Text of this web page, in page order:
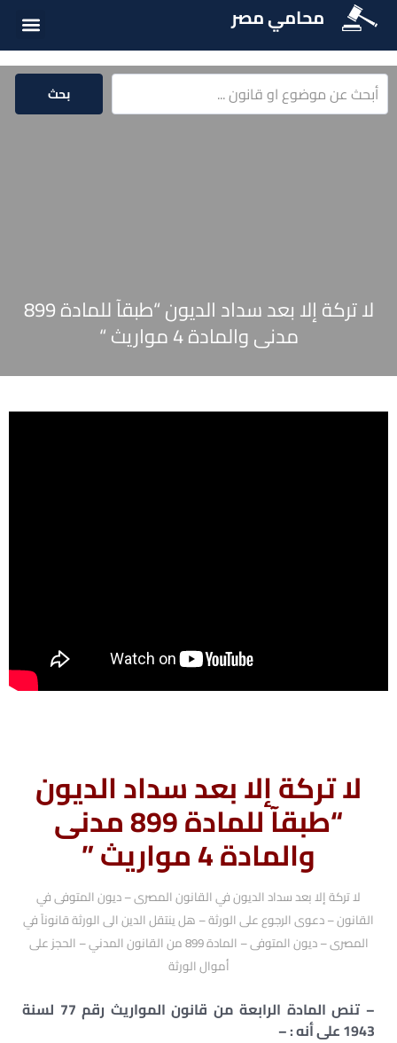
محامي مصر
بحث
لا تركة إلا بعد سداد الديون “طبقآ للمادة 899
مدنى والمادة 4 مواريث “
لا تركة إلا بعد سداد الديون
“طبقآ للمادة 899 مدنى
والمادة 4 مواريث ”
لا تركة إلا بعد سداد الديون في القانون المصرى – ديون المتوفى في
القانون – دعوى الرجوع على الورثة – هل ينتقل الدين الى الورثة قانوناً في
المصرى – ديون المتوفى – المادة 899 من القانون المدني – الحجز على
أموال الورثة
– تنص المادة الرابعة من قانون المواريث رقم 77 لسنة
1943 على أنه : –